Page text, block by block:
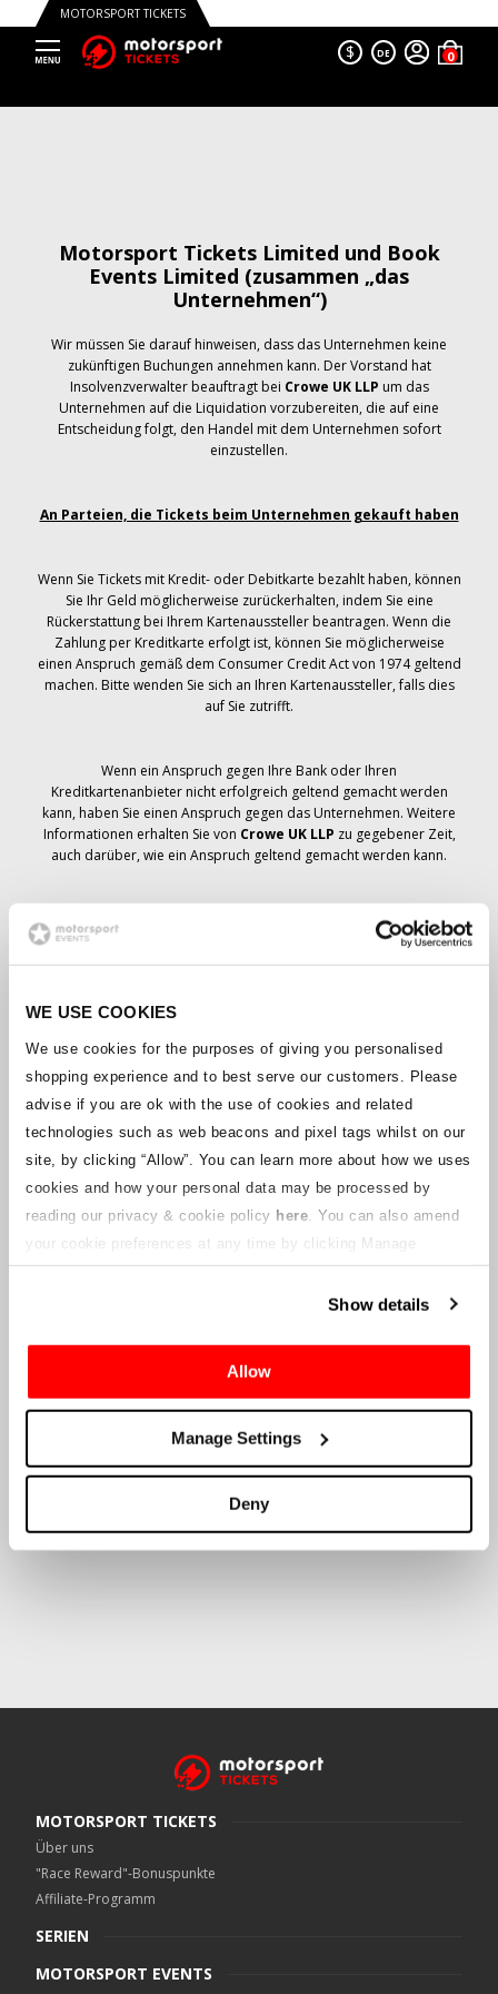
WE USE COOKIES
We use cookies for the purposes of giving you personalised
shopping experience and to best serve our customers. Please
advise if you are ok with the use of cookies and related
technologies such as web beacons and pixel tags whilst on our
site, by clicking “Allow”. You can learn more about how we uses
cookies and how your personal data may be processed by
reading our privacy & cookie policy here . You can also amend
your cookie preferences at any time by clicking Manage
Cookies in the footer of this site.
Show details
Allow
Manage Settings
Deny
MOTORSPORT TICKETS
$ DE
Motorsport Tickets Limited und Book
Events Limited (zusammen „das
Unternehmen“)
Wir müssen Sie darauf hinweisen, dass das Unternehmen keine
zukünftigen Buchungen annehmen kann. Der Vorstand hat
Insolvenzverwalter beauftragt bei Crowe UK LLP um das
Unternehmen auf die Liquidation vorzubereiten, die auf eine
Entscheidung folgt, den Handel mit dem Unternehmen sofort
einzustellen.
An Parteien, die Tickets beim Unternehmen gekauft haben
Wenn Sie Tickets mit Kredit- oder Debitkarte bezahlt haben, können
Sie Ihr Geld möglicherweise zurückerhalten, indem Sie eine
Rückerstattung bei Ihrem Kartenaussteller beantragen. Wenn die
Zahlung per Kreditkarte erfolgt ist, können Sie möglicherweise
einen Anspruch gemäß dem Consumer Credit Act von 1974 geltend
machen. Bitte wenden Sie sich an Ihren Kartenaussteller, falls dies
auf Sie zutrifft.
Wenn ein Anspruch gegen Ihre Bank oder Ihren
Kreditkartenanbieter nicht erfolgreich geltend gemacht werden
kann, haben Sie einen Anspruch gegen das Unternehmen. Weitere
Informationen erhalten Sie von Crowe UK LLP zu gegebener Zeit,
auch darüber, wie ein Anspruch geltend gemacht werden kann.
Sie haben eine Stornierungsmitteilung
bezüglich Ihrer Ticketbestellung erhalten, Ihre Buchung wurde nicht
storniert und es wird erwartet, dass Sie die von Ihnen bestellten
Unternehmens arbeitet mit den Lieferanten zusammen, um
Sollte sich der Status einzelner Buchungen ändern, wurden
Vorkehrungen getroffen, um Sie so schnell wie möglich zu
benachrichtigen. Zusätzliche Hinweise für Ticketinhaber werden auf
dieser Webseite veröffentlicht, sobald Informationen verfügbar
sind. Wir werden denjenigen mit gültigen Tickets auch eine neue E-
Mail-Adresse für den Kundenservice zur Verfügung stellen, die von
einem verbundenen Unternehmen verwaltet wird. Crowe U.K. LLP
kann keine Fragen zum Ticketvorgang und zum Zeitpunkt der
Liquidation zur Verfügung stellen, einschließlich Unterlagen
darüber, wie Sie eine Forderung gegen das Unternehmen geltend
machen können.
kann kontaktiert werden unter
motorsport.tickets@crowe.co.uk
MOTORSPORT TICKETS
Über uns
"Race Reward"-Bonuspunkte
Affiliate-Programm
SERIEN
MOTORSPORT EVENTS